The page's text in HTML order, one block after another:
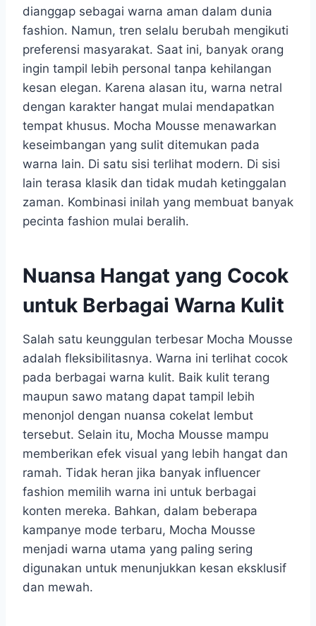
dianggap sebagai warna aman dalam dunia
fashion. Namun, tren selalu berubah mengikuti
preferensi masyarakat. Saat ini, banyak orang
ingin tampil lebih personal tanpa kehilangan
kesan elegan. Karena alasan itu, warna netral
dengan karakter hangat mulai mendapatkan
tempat khusus. Mocha Mousse menawarkan
keseimbangan yang sulit ditemukan pada
warna lain. Di satu sisi terlihat modern. Di sisi
lain terasa klasik dan tidak mudah ketinggalan
zaman. Kombinasi inilah yang membuat banyak
pecinta fashion mulai beralih.
Nuansa Hangat yang Cocok
untuk Berbagai Warna Kulit
Salah satu keunggulan terbesar Mocha Mousse
adalah fleksibilitasnya. Warna ini terlihat cocok
pada berbagai warna kulit. Baik kulit terang
maupun sawo matang dapat tampil lebih
menonjol dengan nuansa cokelat lembut
tersebut. Selain itu, Mocha Mousse mampu
memberikan efek visual yang lebih hangat dan
ramah. Tidak heran jika banyak influencer
fashion memilih warna ini untuk berbagai
konten mereka. Bahkan, dalam beberapa
kampanye mode terbaru, Mocha Mousse
menjadi warna utama yang paling sering
digunakan untuk menunjukkan kesan eksklusif
dan mewah.